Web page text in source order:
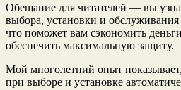
Обещание для читателей — вы
выбора, установки и обслуживания
что поможет вам сэкономить
обеспечить максимальную защиту.
Мой многолетний опыт
при выборе и установке